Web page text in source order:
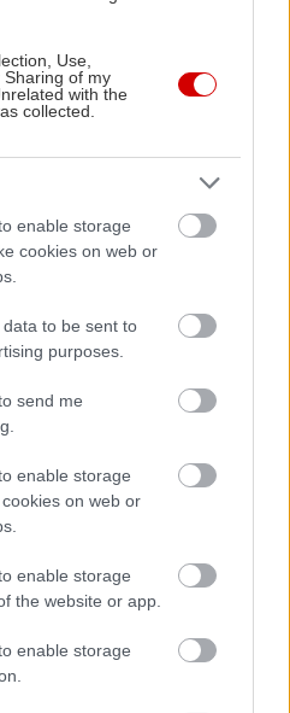
Use,
of my
with the
collected.
enable storage
cookies on web or
to be sent to
purposes.
send me
enable storage
on web or
enable storage
the website or app.
enable storage